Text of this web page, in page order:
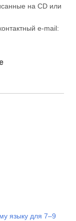
на CD или
e-mail:
языку для 7–9